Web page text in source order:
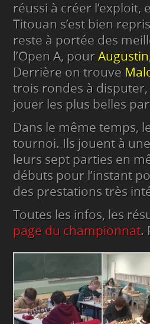
réussi à créer l’exploit,
Titouan s’est bien
reste à portée des
l’Open A, pour Augustin
Derrière on trouve
trois rondes à
jouer les plus belles
Dans le même temps,
tournoi. Ils jouent à
leurs sept parties en
débuts pour l’instant
des prestations très
Toutes les infos, les
page du championnat.